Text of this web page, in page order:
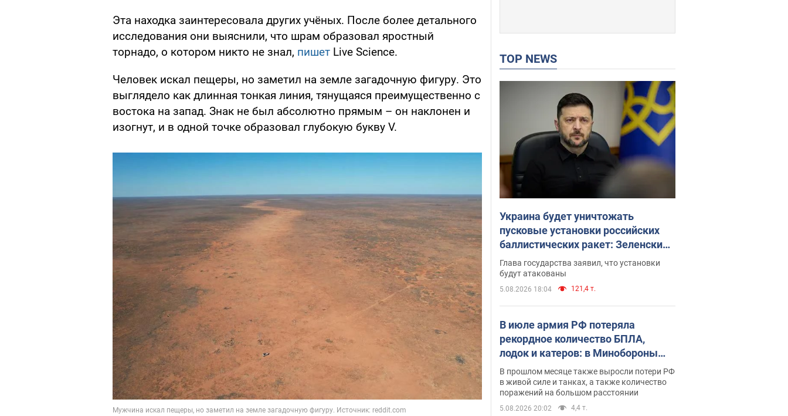
Эта находка заинтересовала других учёных. После более детального
исследования они выяснили, что шрам образовал яростный
торнадо, о котором никто не знал, пишет Live Science.
Человек искал пещеры, но заметил на земле загадочную фигуру. Это
выглядело как длинная тонкая линия, тянущаяся преимущественно с
востока на запад. Знак не был абсолютно прямым – он наклонен и
изогнут, и в одной точке образовал глубокую букву V.
TOP NEWS
Украина будет уничтожать
пусковые установки российских
баллистических ракет: Зеленский
провел заседание СНБО
Глава государства заявил, что установки
будут атакованы
5.08.2026 18:04 121,4 т.
В июле армия РФ потеряла
рекордное количество БПЛА,
лодок и катеров: в Минобороны
обнародовали статистику
В прошлом месяце также выросли потери РФ
в живой силе и танках, а также количество
поражений на большом расстоянии
5.08.2026 20:02 4,4 т.